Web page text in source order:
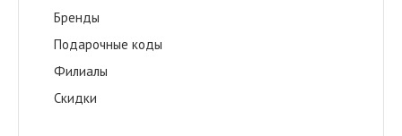
Бренды
Подарочные коды
Филиалы
Скидки